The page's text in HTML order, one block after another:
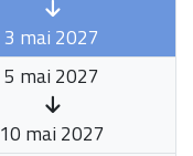
3 mai 2027
5 mai 2027
10 mai 2027